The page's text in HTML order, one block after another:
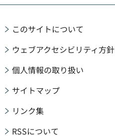
このサイトについて
ウェブアクセシビリティ方針
個人情報の取り扱い
サイトマップ
リンク集
RSSについて